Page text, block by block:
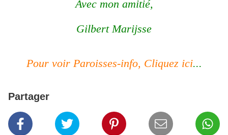
Avec mon amitié,
Gilbert Marijsse
Pour voir Paroisses-info, Cliquez ici...
Partager